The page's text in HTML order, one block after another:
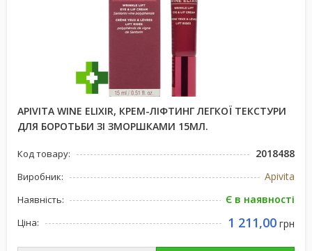
APIVITA WINE ELIXIR, КРЕМ-ЛІФТИНГ ЛЕГКОЇ ТЕКСТУРИ
ДЛЯ БОРОТЬБИ ЗІ ЗМОРШКАМИ 15МЛ.
Код товару: 2018488
Виробник: Apivita
Наявність: Є в наявності
Ціна: 1 211,00 грн